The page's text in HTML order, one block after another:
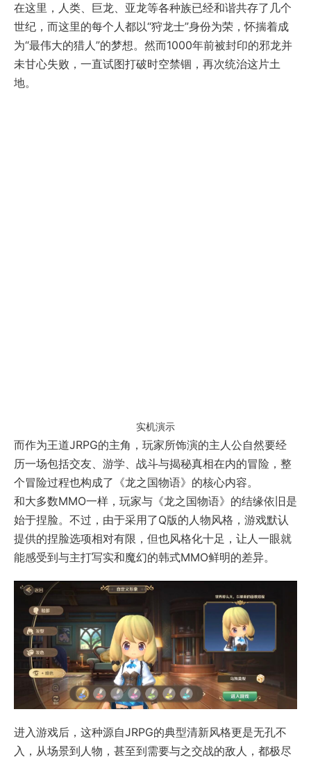
在这里，人类、巨龙、亚龙等各种族已经和谐共存了几个
世纪，而这里的每个人都以“狩龙士”身份为荣，怀揣着成
为“最伟大的猎人”的梦想。然而1000年前被封印的邪龙并
未甘心失败，一直试图打破时空禁锢，再次统治这片土
地。
实机演示
而作为王道JRPG的主角，玩家所饰演的主人公自然要经
历一场包括交友、游学、战斗与揭秘真相在内的冒险，整
个冒险过程也构成了《龙之国物语》的核心内容。
和大多数MMO一样，玩家与《龙之国物语》的结缘依旧是
始于捏脸。不过，由于采用了Q版的人物风格，游戏默认
提供的捏脸选项相对有限，但也风格化十足，让人一眼就
能感受到与主打写实和魔幻的韩式MMO鲜明的差异。
进入游戏后，这种源自JRPG的典型清新风格更是无孔不
入，从场景到人物，甚至到需要与之交战的敌人，都极尽